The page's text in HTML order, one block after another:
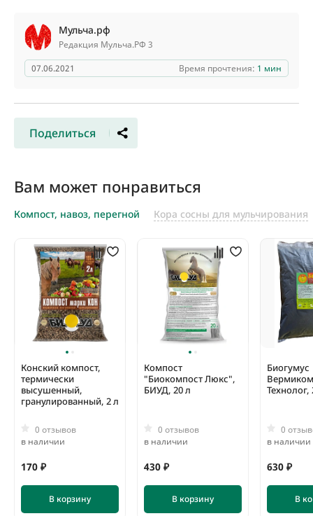
Мульча.рф
Редакция Мульча.РФ 3
07.06.2021
Время прочтения: 1 мин
Поделиться
Вам может понравиться
Компост, навоз, перегной Кора сосны для мульчирования
Конский компост,
термически
высушенный,
гранулированный, 2 л
0 отзывов
в наличии
170 ₽
В корзину
Компост
"Биокомпост Люкс",
БИУД, 20 л
0 отзывов
в наличии
430 ₽
В корзину
Биогумус
Технолог,
0
в наличии
630 ₽
В